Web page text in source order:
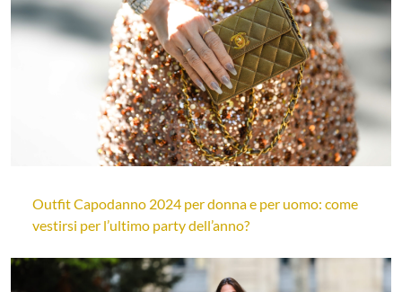
Outfit Capodanno 2024 per donna e per uomo: come
vestirsi per l’ultimo party dell’anno?